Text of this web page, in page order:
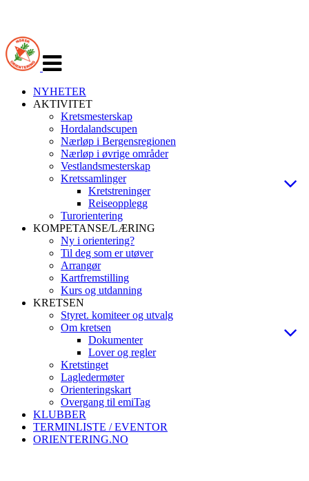
navigasjon
NYHETER
AKTIVITET
Kretsmesterskap
Hordalandscupen
Nærløp i Bergensregionen
Nærløp i øvrige områder
Vestlandsmesterskap
Kretssamlinger
Kretstreninger
Reiseopplegg
Turorientering
KOMPETANSE/LÆRING
Ny i orientering?
Til deg som er utøver
Arrangør
Kartfremstilling
Kurs og utdanning
KRETSEN
Styret. komiteer og utvalg
Om kretsen
Dokumenter
Lover og regler
Kretstinget
Lagledermøter
Orienteringskart
Overgang til emiTag
KLUBBER
TERMINLISTE / EVENTOR
ORIENTERING.NO